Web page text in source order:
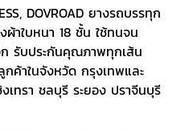
DOVROAD ยางรถบรรทุก
าใบหนา 18 ชั้น ใช้ทนจน
รับประกันคุณภาพทุกเส้น
ค้าในจังหวัด กรุงเทพและ
เทรา ชลบุรี ระยอง ปราจีนบุรี